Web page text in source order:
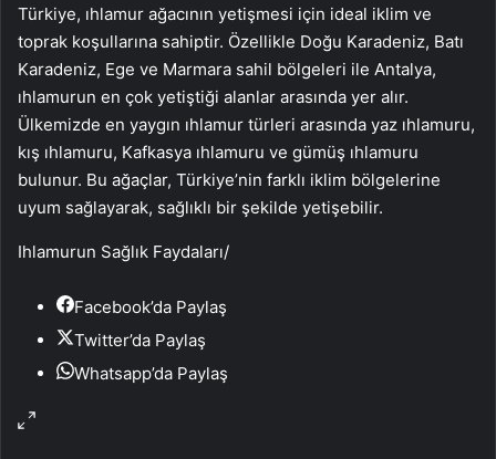
Türkiye, ıhlamur ağacının yetişmesi için ideal iklim ve
toprak koşullarına sahiptir. Özellikle Doğu Karadeniz, Batı
Karadeniz, Ege ve Marmara sahil bölgeleri ile Antalya,
ıhlamurun en çok yetiştiği alanlar arasında yer alır.
Ülkemizde en yaygın ıhlamur türleri arasında yaz ıhlamuru,
kış ıhlamuru, Kafkasya ıhlamuru ve gümüş ıhlamuru
bulunur. Bu ağaçlar, Türkiye’nin farklı iklim bölgelerine
uyum sağlayarak, sağlıklı bir şekilde yetişebilir.
Ihlamurun Sağlık Faydaları/
Facebook’da Paylaş
Twitter’da Paylaş
Whatsapp’da Paylaş